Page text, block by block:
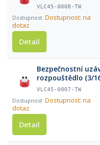
VLC45-0008-TW
Dostupnost: na
dotaz
Detail
Bezpečnostní
rozpouštědlo (3/
VLC45-0007-TW
Dostupnost: na
dotaz
Detail